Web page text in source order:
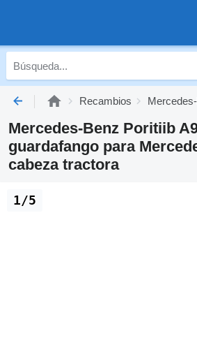
Recambios
Mercedes-Benz Poritiib
guardafango para
cabeza tractora
1/5